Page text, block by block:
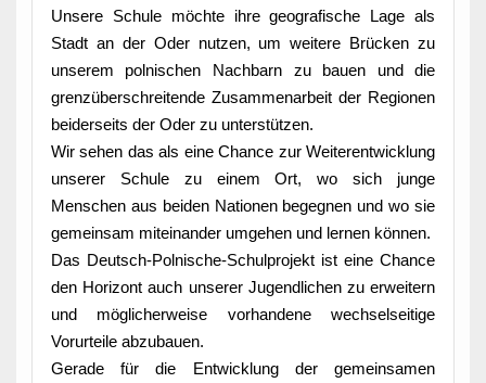
Unsere Schule möchte ihre geografische Lage als
Stadt an der Oder nutzen, um weitere Brücken zu
unserem polnischen Nachbarn zu bauen und die
grenzüberschreitende Zusammenarbeit der Regionen
beiderseits der Oder zu unterstützen.
Wir sehen das als eine Chance zur Weiterentwicklung
unserer Schule zu einem Ort, wo sich junge
Menschen aus beiden Nationen begegnen und wo sie
gemeinsam miteinander umgehen und lernen können.
Das Deutsch-Polnische-Schulprojekt ist eine Chance
den Horizont auch unserer Jugendlichen zu erweitern
und möglicherweise vorhandene wechselseitige
Vorurteile abzubauen.
Gerade für die Entwicklung der gemeinsamen